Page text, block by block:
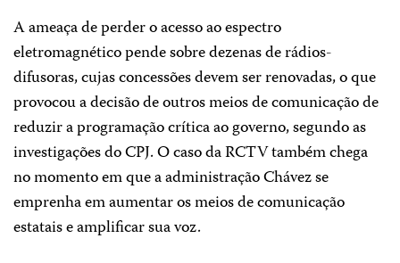
A ameaça de perder o acesso ao espectro
eletromagnético pende sobre dezenas de rádios-
difusoras, cujas concessões devem ser renovadas, o que
provocou a decisão de outros meios de comunicação de
reduzir a programação crítica ao governo, segundo as
investigações do CPJ. O caso da RCTV também chega
no momento em que a administração Chávez se
emprenha em aumentar os meios de comunicação
estatais e amplificar sua voz.